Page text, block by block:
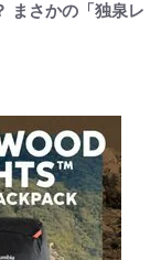
まさかの「独泉レ